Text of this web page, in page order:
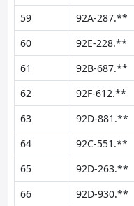
59
92A-287.**
60
92E-228.**
61
92B-687.**
62
92F-612.**
63
92D-881.**
64
92C-551.**
65
92D-263.**
66
92D-930.**